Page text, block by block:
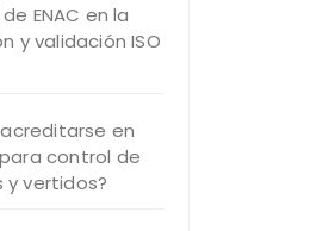
ENAC en la
y validación ISO
en
para control de
y vertidos?